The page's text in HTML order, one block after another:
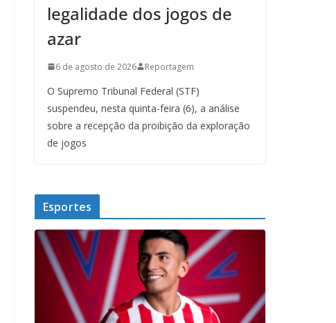
legalidade dos jogos de
azar
6 de agosto de 2026 Reportagem
O Supremo Tribunal Federal (STF)
suspendeu, nesta quinta-feira (6), a análise
sobre a recepção da proibição da exploração
de jogos
Esportes